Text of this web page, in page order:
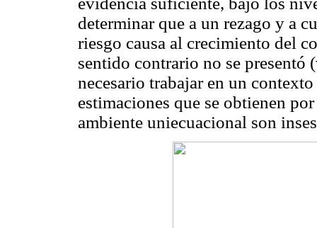
determinar que a un rezago y a
riesgo causa al crecimiento del
sentido contrario no se presentó
necesario trabajar en un
estimaciones que se obtienen
ambiente uniecuacional son